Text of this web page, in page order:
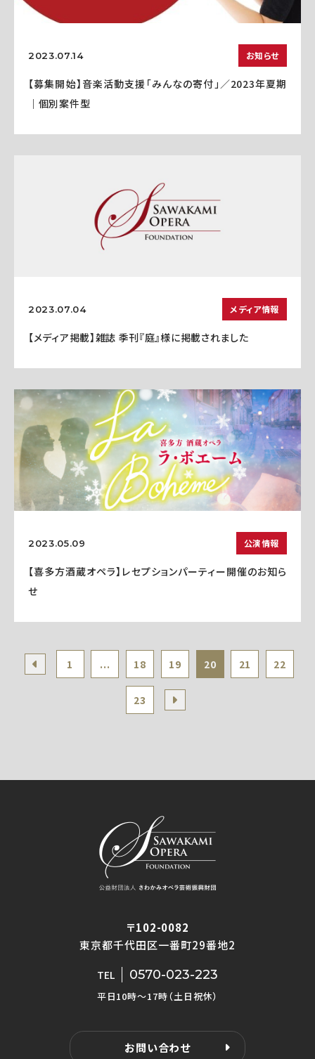
2023.07.14 お知らせ
【募集開始】音楽活動支援「みんなの寄付」／2023年夏期
｜個別案件型
2023.07.04 メディア情報
【メディア掲載】雑誌 季刊『庭』様に掲載されました
2023.05.09 公演情報
【喜多方酒蔵オペラ】レセプションパーティー開催のお知ら
せ
1 ... 18 19 20 21 22
23
〒102-0082
東京都千代田区一番町29番地2
TEL 0570-023-223
平日10時〜17時（土日祝休）
お問い合わせ